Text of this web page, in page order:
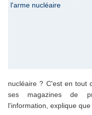
nucléaire ? C'est en tout
ses magazines de
l'information, explique